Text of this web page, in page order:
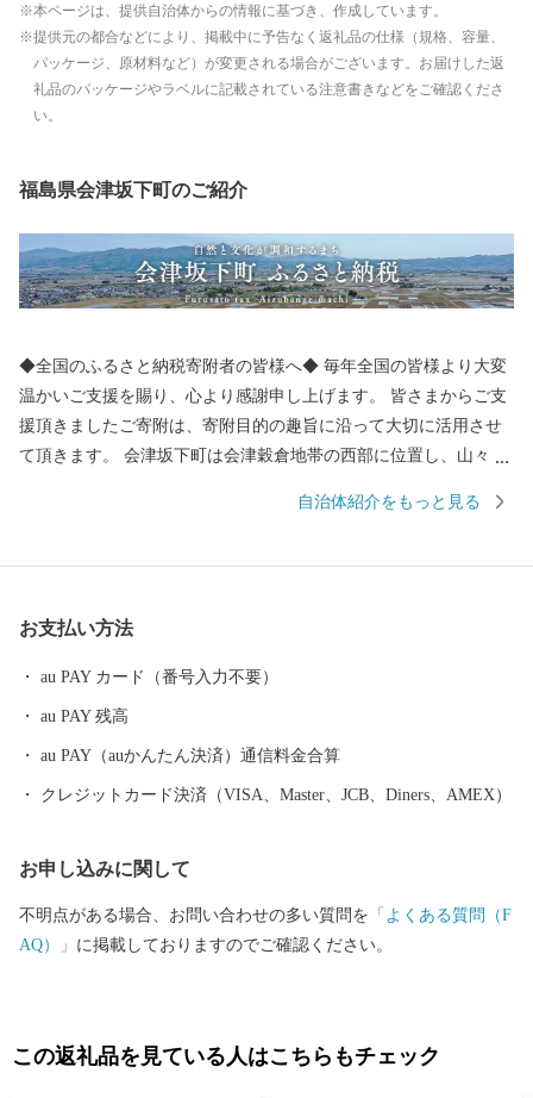
本ページは、提供自治体からの情報に基づき、作成しています。
提供元の都合などにより、掲載中に予告なく返礼品の仕様（規格、容量、
パッケージ、原材料など）が変更される場合がございます。お届けした返
礼品のパッケージやラベルに記載されている注意書きなどをご確認くださ
い。
福島県会津坂下町のご紹介
◆全国のふるさと納税寄附者の皆様へ◆ 毎年全国の皆様より大変
温かいご支援を賜り、心より感謝申し上げます。 皆さまからご支
援頂きましたご寄附は、寄附目的の趣旨に沿って大切に活用させ
て頂きます。 会津坂下町は会津穀倉地帯の西部に位置し、山々と
しの産地としても全国的に知られており、馬刺しはその鮮やかな
日食べるご飯だからこそ美味しく安全なお米を召し上がってくだ
で、清らかな水で育てられた酒米を使った清酒は辛党の方でなく
ても納得の大変美味しいお酒が目白押しです。 日本酒党なら是非
とも飲んでいただきたい全国的な銘柄のお酒もご準備しておりま
のほかにも、二百年もの歴史のある醸造さんが作る味噌や醤油な
どの発酵食品の数々。 山々に囲まれた寒暖差のある土地でつくら
れた、甘くてみずみずしい季節の野菜や果物等多数提供いたして
っておりますので、皆様の変わらぬご支援を賜りますようお願い
自治体紹介をもっと見る
お支払い方法
au PAY カード（番号入力不要）
au PAY 残高
au PAY（auかんたん決済）通信料金合算
クレジットカード決済（VISA、Master、JCB、Diners、AMEX）
お申し込みに関して
不明点がある場合、お問い合わせの多い質問を 「よくある質問（F
AQ）」 に掲載しておりますのでご確認ください。
この返礼品を見ている人はこちらもチェック